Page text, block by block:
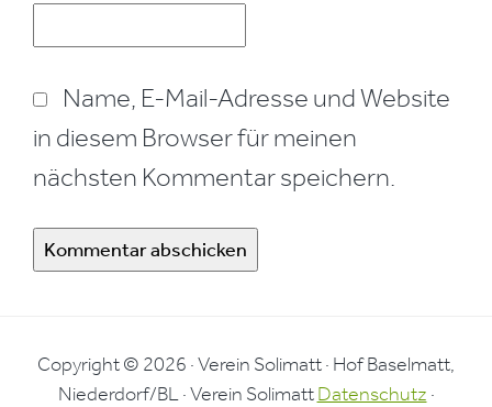
Name, E-Mail-Adresse und Website
in diesem Browser für meinen
nächsten Kommentar speichern.
Copyright © 2026 · Verein Solimatt · Hof Baselmatt,
Niederdorf/BL · Verein SolimattDatenschutz ·